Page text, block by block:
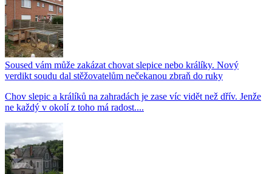
Soused vám může zakázat chovat slepice nebo králíky. Nový
verdikt soudu dal stěžovatelům nečekanou zbraň do ruky
Chov slepic a králíků na zahradách je zase víc vidět než dřív. Jenže
ne každý v okolí z toho má radost....